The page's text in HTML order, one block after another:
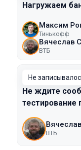
Нагружаем
Максим
Тинькофф
Вячеслав
ВТБ
Не
Не ждите
тестирование
ВТБ